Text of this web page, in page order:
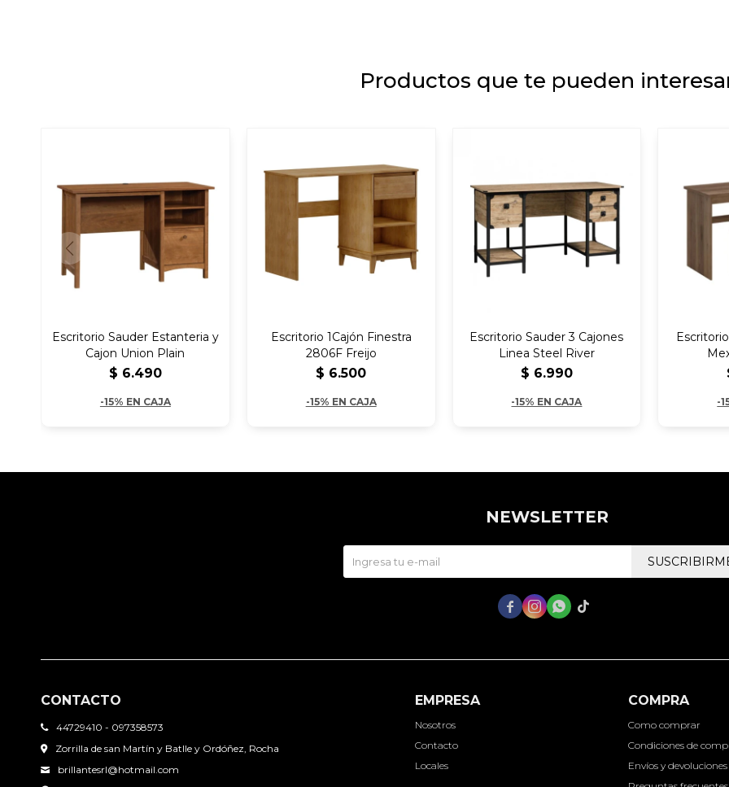
Productos que te pueden
Escritorio Sauder Estanteria y
Cajon Union Plain
$ 6.490
-15% EN CAJA
Escritorio 1Cajón Finestra
2806F Freijo
$ 6.500
-15% EN CAJA
Escritorio Sauder 3 Cajones
Linea Steel River
$ 6.990
-15% EN CAJA -
CONTACTO
44729410 - 097358573
Zorrilla de san Martín y Batlle y Ordóñez, Rocha
brillantesrl@hotmail.com
EMPRESA
Nosotros
Contacto
Locales
COMPRA
Como comprar
Condiciones de
Envíos y devoluciones
NEWSLETTER
   